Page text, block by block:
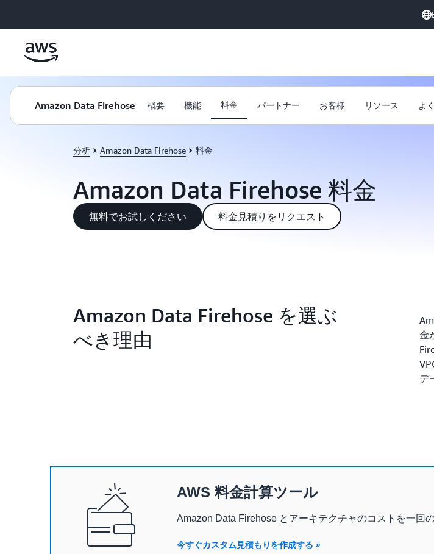
Amazon Data Firehose 概要 機能 料金 パートナー お客様 リソース よ
分析 Amazon Data Firehose 料金
Amazon Data Firehose 料金
無料でお試しください 料金見積りをリクエスト
Amazon Data Firehose を選ぶ
べき理由
金
デ
AWS 料金計算ツール
Amazon Data Firehose とアーキテクチャのコストを一回
今すぐカスタム見積もりを作成する »